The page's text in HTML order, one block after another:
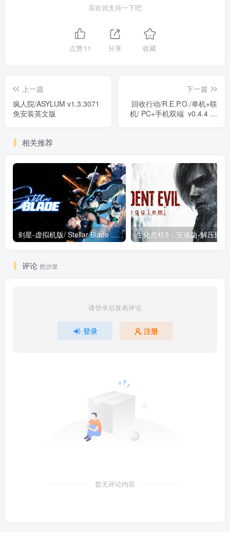
喜欢就支持一下吧
点赞11 分享 收藏
上一篇
疯人院/ASYLUM v1.3.3071
免安装英文版
下一篇
回收行动/R.E.P.O./单机+联
机/ PC+手机双端 v0.4.4 送
相关推荐
剑星-虚拟机版/ Stellar Blade v1.4.1|Build.19963153 终极版新补丁 送修改器 免安装中文版
评论 抢沙发
请登录后发表评论
登录 注册
暂无评论内容